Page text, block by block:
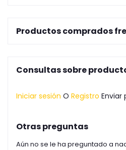
Productos comprados
Consultas sobre
Iniciar sesión O Registro Enviar
Otras preguntas
Aún no se le ha preguntado a